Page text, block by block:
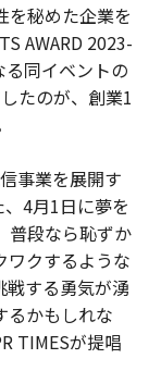
を秘めた企業を
AWARD 2023-
同イベントの
たのが、創業1
事業を展開す
4月1日に夢を
普段なら恥ずか
ワクするような
戦する勇気が湧
るかもしれな
TIMESが提唱